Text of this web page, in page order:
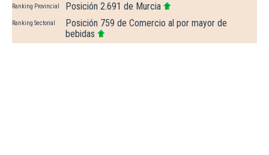
Ranking Provincial Posición 2.691 de Murcia
Ranking Sectorial
Posición 759 de Comercio al por mayor de
bebidas